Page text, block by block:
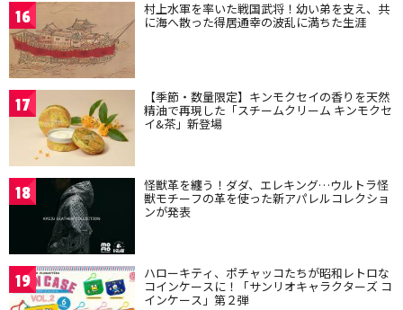
16 村上水軍を率いた戦国武将！幼い弟を支え、共
に海へ散った得居通幸の波乱に満ちた生涯
17 【季節・数量限定】キンモクセイの香りを天然
精油で再現した「スチームクリーム キンモクセ
イ&茶」新登場
18 怪獣革を纏う！ダダ、エレキング…ウルトラ怪
獣モチーフの革を使った新アパレルコレクショ
ンが発表
19 ハローキティ、ポチャッコたちが昭和レトロな
コインケースに！「サンリオキャラクターズ コ
インケース」第２弾